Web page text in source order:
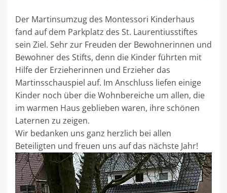
Der Martinsumzug des Montessori Kinderhaus
fand auf dem Parkplatz des St. Laurentiusstiftes
sein Ziel. Sehr zur Freuden der Bewohnerinnen und
Bewohner des Stifts, denn die Kinder führten mit
Hilfe der Erzieherinnen und Erzieher das
Martinsschauspiel auf. Im Anschluss liefen einige
Kinder noch über die Wohnbereiche um allen, die
im warmen Haus geblieben waren, ihre schönen
Laternen zu zeigen.
Wir bedanken uns ganz herzlich bei allen
Beteiligten und freuen uns auf das nächste Jahr!